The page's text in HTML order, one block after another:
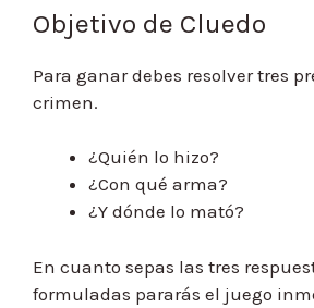
Objetivo de Cluedo
Para ganar debes resolver tres
crimen.
¿Quién lo hizo?
¿Con qué arma?
¿Y dónde lo mató?
En cuanto sepas las tres
formuladas pararás el juego